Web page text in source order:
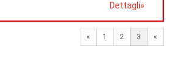
Dettagli»
« Previous
1 2 3 «